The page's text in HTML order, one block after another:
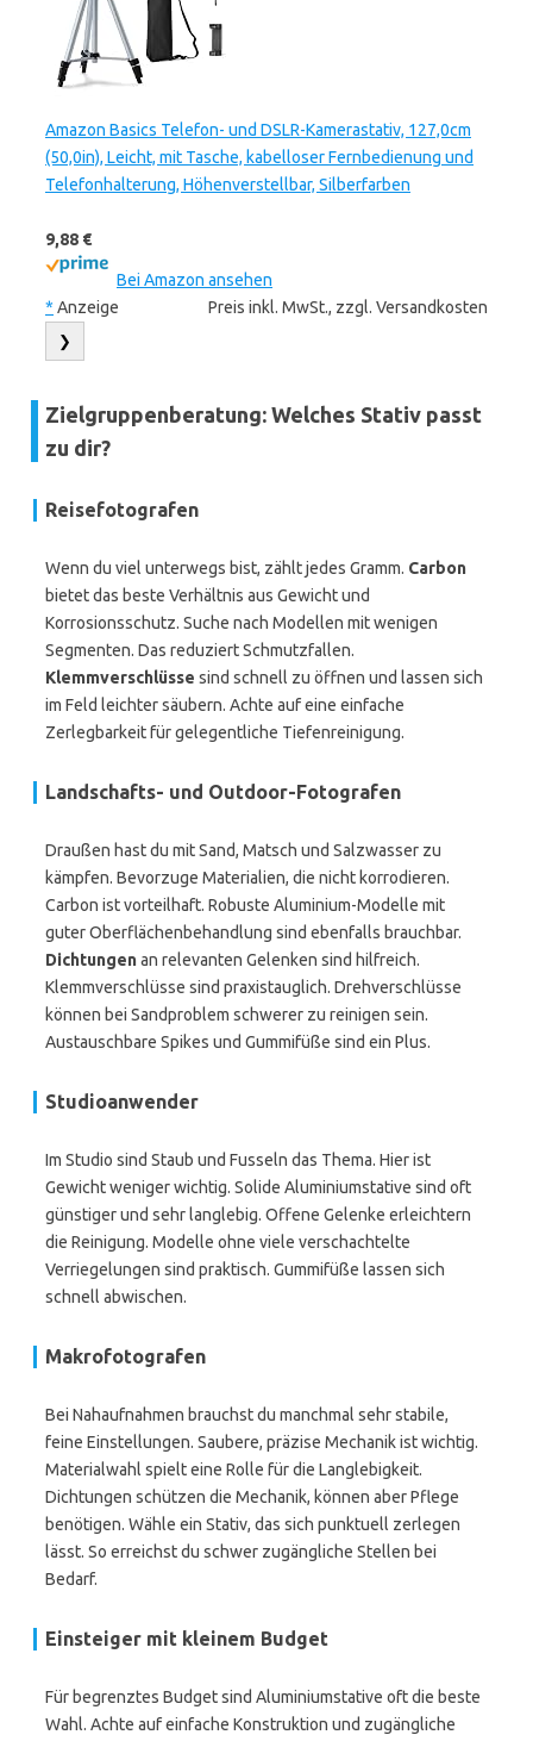
Amazon Basics Telefon- und DSLR-Kamerastativ, 127,0cm
(50,0in), Leicht, mit Tasche, kabelloser Fernbedienung und
Telefonhalterung, Höhenverstellbar, Silberfarben
9,88 €
Bei Amazon ansehen
* Anzeige Preis inkl. MwSt., zzgl. Versandkosten
❯
Zielgruppenberatung: Welches Stativ passt
zu dir?
Reisefotografen
Wenn du viel unterwegs bist, zählt jedes Gramm. Carbon
bietet das beste Verhältnis aus Gewicht und
Korrosionsschutz. Suche nach Modellen mit wenigen
Segmenten. Das reduziert Schmutzfallen.
Klemmverschlüsse sind schnell zu öffnen und lassen sich
im Feld leichter säubern. Achte auf eine einfache
Zerlegbarkeit für gelegentliche Tiefenreinigung.
Landschafts- und Outdoor-Fotografen
Draußen hast du mit Sand, Matsch und Salzwasser zu
kämpfen. Bevorzuge Materialien, die nicht korrodieren.
Carbon ist vorteilhaft. Robuste Aluminium-Modelle mit
guter Oberflächenbehandlung sind ebenfalls brauchbar.
Dichtungenan relevanten Gelenken sind hilfreich.
Klemmverschlüsse sind praxistauglich. Drehverschlüsse
können bei Sandproblem schwerer zu reinigen sein.
Austauschbare Spikes und Gummifüße sind ein Plus.
Studioanwender
Im Studio sind Staub und Fusseln das Thema. Hier ist
Gewicht weniger wichtig. Solide Aluminiumstative sind oft
günstiger und sehr langlebig. Offene Gelenke erleichtern
die Reinigung. Modelle ohne viele verschachtelte
Verriegelungen sind praktisch. Gummifüße lassen sich
schnell abwischen.
Makrofotografen
Bei Nahaufnahmen brauchst du manchmal sehr stabile,
feine Einstellungen. Saubere, präzise Mechanik ist wichtig.
Materialwahl spielt eine Rolle für die Langlebigkeit.
Dichtungen schützen die Mechanik, können aber Pflege
benötigen. Wähle ein Stativ, das sich punktuell zerlegen
lässt. So erreichst du schwer zugängliche Stellen bei
Bedarf.
Einsteiger mit kleinem Budget
Für begrenztes Budget sind Aluminiumstative oft die beste
Wahl. Achte auf einfache Konstruktion und zugängliche